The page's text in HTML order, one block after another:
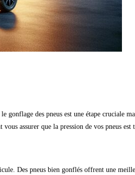
gonflage des pneus est une étape cruciale
assurer que la pression de vos pneus est
Des pneus bien gonflés offrent une